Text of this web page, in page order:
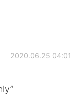
2020.06.25 04:01